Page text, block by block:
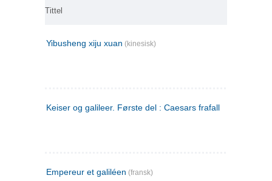
Tittel
Yibusheng xiju xuan (kinesisk)
Keiser og galileer. Første del : Caesars frafall
Empereur et galiléen (fransk)